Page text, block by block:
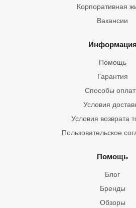
Корпоративная
Вакансии
Информация
Помощь
Гарантия
Способы
Условия
Условия возврата
Пользовательское
Помощь
Блог
Бренды
Обзоры